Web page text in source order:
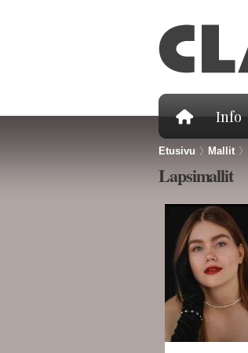
Info
Etusivu > Mallit>
Lapsimallit
Sivut